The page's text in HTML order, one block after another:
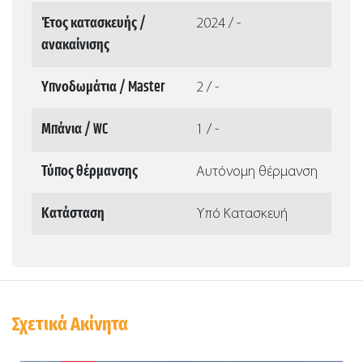
Έτος κατασκευής /
ανακαίνισης
2024 / -
Υπνοδωμάτια / Master 2 / -
Μπάνια / WC 1 / -
Τύπος θέρμανσης Αυτόνομη θέρμανση
Κατάσταση Υπό Κατασκευή
Σχετικά Ακίνητα